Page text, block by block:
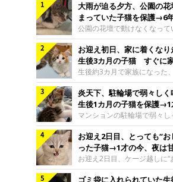
大雨が迫る夕方、公園の花
まっていた子猫を保護→6
と“姉妹”のような関係に
公園の花壇で動けなくなって
猫。家族に迎えられてから6
の間には深い絆が育まれてい
当時のティダちゃん。
@muumuu62197189紹介す
X（旧Twitter）ユーザー
@muumuu62197189さんの
ちゃん（取材時6才）の成長
ちらは、生後3カ月ごろのテ
飼い主さんが出会ったのは
なると予報されていた日の
壇で動けずにいた子猫保護し
ィダちゃん。
さんは、公園の
お迎え初日、家に着くなり
生後3カ月の子猫 すぐに
落ち着く姿に「迎えてよか
生後約3カ月で家族になった
ジャンフォレストキャット
翌日には、すでに家でくつろ
ていました。お迎え翌日、ベ
とするむうちゃんお迎え翌日
ん。@umimugi0304紹介す
Instagramユーザー
愛猫・むうちゃん（撮影時、
／ノルウェージャンフォレス
ト）。こちらは、お迎え翌
一枚。ゴハンをお腹いっぱい
炎天下、駐輪場で弱々しく
生後1カ月の子猫を保護→1
肉質でツンデレなコに成長
マンションの駐輪場で弱々し
た、生後1カ月ほどの子猫。
れてから1年、体も行動も大
した。炎天下の駐輪場で鳴い
子猫保護当時のモモちゃん。
紹介するのは、X（旧Twitter
@Kingponzuさんの愛猫・モ
お迎え2日目、とっても“
った子猫→1才の今、夜は
ドになるコに成長！
お迎え2日目、ケージ越しに“
り”する姿を見せていた子猫